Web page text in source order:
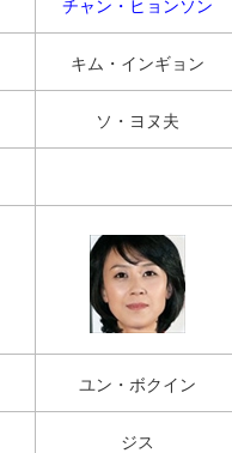
チャン・ヒョンソン
キム・インギョン
ソ・ヨヌ夫
ユン・ボクイン
ジス